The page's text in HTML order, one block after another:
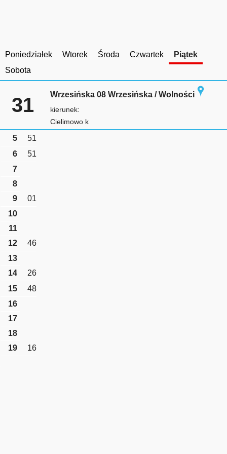
Poniedziałek Wtorek Środa Czwartek
Piątek
Sobota
31 Wrzesińska 08 Wrzesińska / Wolności
kierunek:
Cielimowo k
5
51
6
51
7
8
9
01
10
11
12
46
13
14
26
15
48
16
17
18
19
16